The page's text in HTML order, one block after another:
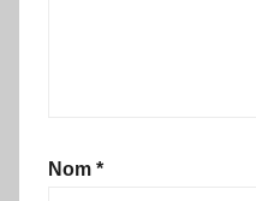
Nom *